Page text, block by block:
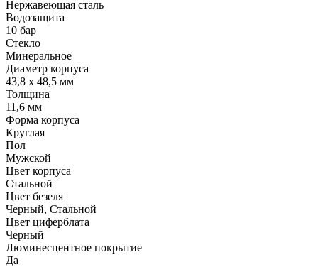
Нержавеющая сталь
Водозащита
10 бар
Стекло
Минеральное
Диаметр корпуса
43,8 х 48,5 мм
Толщина
11,6 мм
Форма корпуса
Круглая
Пол
Мужской
Цвет корпуса
Стальной
Цвет безеля
Черный, Стальной
Цвет циферблата
Черный
Люминесцентное покрытие
Да